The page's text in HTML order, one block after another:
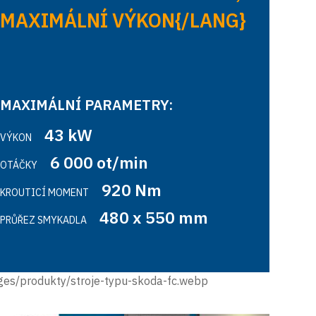
MAXIMÁLNÍ VÝKON{/LANG}
MAXIMÁLNÍ PARAMETRY:
VÝKON 43 kW
OTÁČKY 6 000 ot/min
KROUTICÍ MOMENT 920 Nm
PRŮŘEZ SMYKADLA 480 x 550 mm
produkty/stroje-typu-skoda-fc.webp